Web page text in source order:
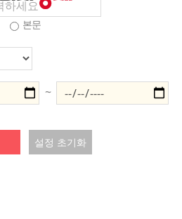
본문
~
설정 초기화